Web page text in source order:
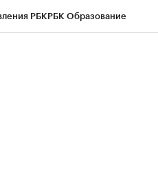
РБКРБК Образование